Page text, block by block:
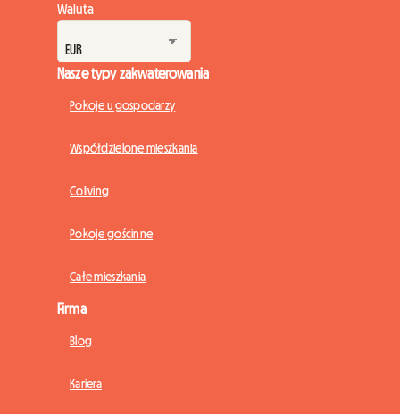
Waluta
Nasze typy zakwaterowania
Pokoje u gospodarzy
Współdzielone mieszkania
Coliving
Pokoje gościnne
Całe mieszkania
Firma
Blog
Kariera